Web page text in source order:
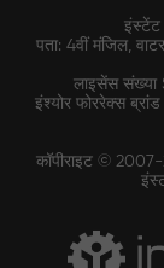
इंस्टेंट
पता: 4वीं मंजिल,
लाइसेंस संख्या
इंश्योर फोररेक्स
कॉपीराइट © 2007-